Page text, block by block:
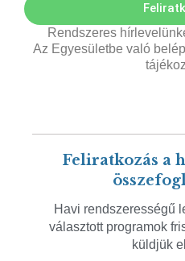
Rendszeres
Az Egyesületbe való
Feliratkozás a
Havi rendszerességű
választott programok
küldjük